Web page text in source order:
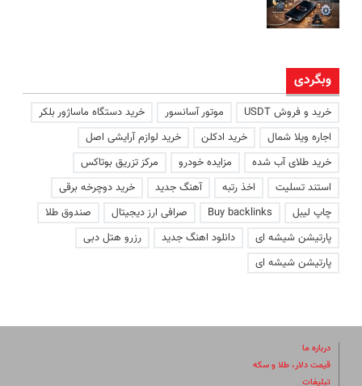
وبگردی
خرید و فروش USDT موتور آسانسور
خرید دستگاه ماساژور بلکر
اجاره ویلا شمال
خرید ادکلن
خرید لوازم آرایشی اصل
خرید طلای آب شده
مزایده خودرو
مرکز تزریق بوتاکس
استند تسلیت
اخذ رتبه آهنگ جدید
خرید دوچرخه برقی
چاپ لیبل
Buy backlinks صرافی ارز دیجیتال
صندوق طلا
پارتیشن شیشه ای
دانلود اهنگ جدید
رزرو هتل دبی
پارتیشن شیشه ای
درباره ما
قیمت دلار، طلا و سکه
تبلیغات